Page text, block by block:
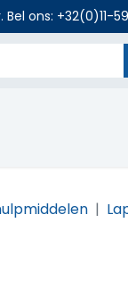
ons: +32(0)11-